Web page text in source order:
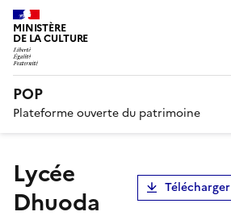
MINISTÈRE
DE LA CULTURE
POP
Plateforme ouverte du patrimoine
lycée
Dhuoda
Télécharger